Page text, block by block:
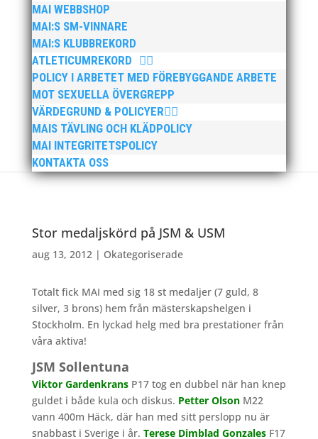
MAI WEBBSHOP
MAI:S SM-VINNARE
MAI:S KLUBBREKORD
ATLETICUMREKORD
POLICY I ARBETET MED FÖREBYGGANDE ARBETE
MOT SEXUELLA ÖVERGREPP
VÄRDEGRUND & POLICYER
MAIS TÄVLING OCH KLÄDPOLICY
MAI INTEGRITETSPOLICY
KONTAKTA OSS
Stor medaljskörd på JSM & USM
aug 13, 2012| Okategoriserade
Totalt fick MAI med sig 18 st medaljer (7 guld, 8
silver, 3 brons) hem från mästerskapshelgen i
Stockholm. En lyckad helg med bra prestationer från
våra aktiva!
JSM Sollentuna
Viktor GardenkransP17 tog en dubbel när han knep
guldet i både kula och diskus. Petter OlsonM22
vann 400m Häck, där han med sitt perslopp nu är
snabbast i Sverige i år. Terese Dimblad GonzalesF17